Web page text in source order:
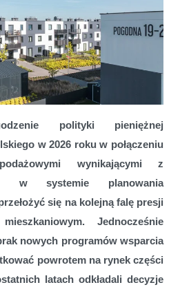
lokalizacji podmiejskich
polityki pieniężnej
w 2026 roku w połączeniu
wynikającymi z
w systemie planowania
się na kolejną falę presji
Jednocześnie
nowych programów wsparcia
powrotem na rynek części
latach odkładali decyzje